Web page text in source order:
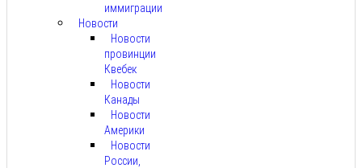
иммиграции
Новости
Новости
провинции
Квебек
Новости
Канады
Новости
Америки
Новости
России,